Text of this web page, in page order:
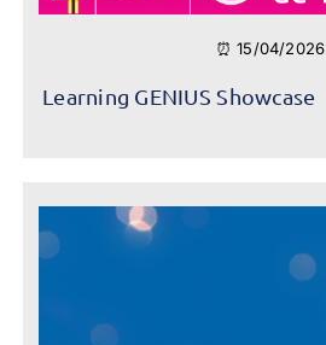
⏰ 15/04/2026
Learning GENIUS Showcase